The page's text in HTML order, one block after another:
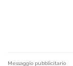
Messaggio pubblicitario